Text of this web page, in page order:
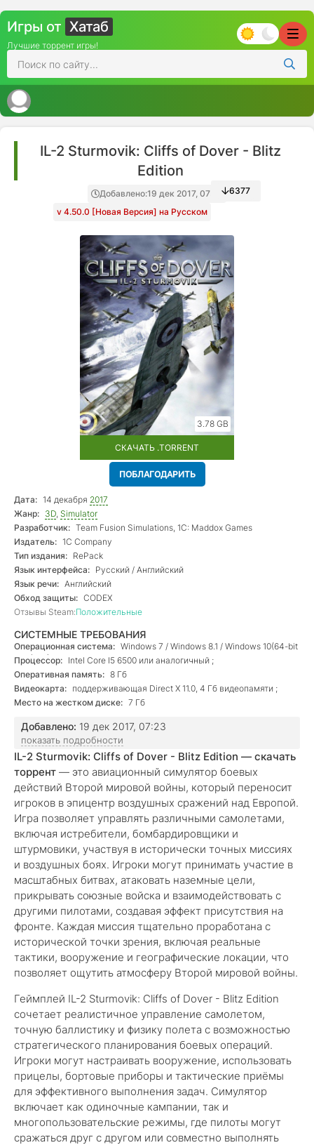
Игры от Хатаб
Лучшие торрент игры!
IL-2 Sturmovik: Cliffs of Dover - Blitz
Edition
Добавлено:19 дек 2017, 07:23
v 4.50.0 [Новая Версия] на Русском
6377
3.78 GB
СКАЧАТЬ .TORRENT
ПОБЛАГОДАРИТЬ
Дата: 14 декабря 2017
Жанр: 3D, Simulator
Разработчик: Team Fusion Simulations, 1C: Maddox Games
Издатель: 1C Company
Тип издания: RePack
Язык интерфейса: Русский / Английский
Язык речи: Английский
Обход защиты: CODEX
Отзывы Steam:Положительные
СИСТЕМНЫЕ ТРЕБОВАНИЯ
Операционная система: Windows 7 / Windows 8.1 / Windows 10(64-bit
versions)
Процессор: Intel Core I5 6500 или аналогичный ;
Оперативная память: 8 Гб
Видеокарта: поддерживающая Direct X 11.0, 4 Гб видеопамяти ;
Место на жестком диске: 7 Гб
Добавлено: 19 дек 2017, 07:23
показать подробности
IL-2 Sturmovik: Cliffs of Dover - Blitz Edition — скачать
торрент — это авиационный симулятор боевых
действий Второй мировой войны, который переносит
игроков в эпицентр воздушных сражений над Европой.
Игра позволяет управлять различными самолетами,
включая истребители, бомбардировщики и
штурмовики, участвуя в исторически точных миссиях
и воздушных боях. Игроки могут принимать участие в
масштабных битвах, атаковать наземные цели,
прикрывать союзные войска и взаимодействовать с
другими пилотами, создавая эффект присутствия на
фронте. Каждая миссия тщательно проработана с
исторической точки зрения, включая реальные
тактики, вооружение и географические локации, что
позволяет ощутить атмосферу Второй мировой войны.
Геймплей IL-2 Sturmovik: Cliffs of Dover - Blitz Edition
сочетает реалистичное управление самолетом,
точную баллистику и физику полета с возможностью
стратегического планирования боевых операций.
Игроки могут настраивать вооружение, использовать
прицелы, бортовые приборы и тактические приёмы
для эффективного выполнения задач. Симулятор
включает как одиночные кампании, так и
многопользовательские режимы, где пилоты могут
сражаться друг с другом или совместно выполнять